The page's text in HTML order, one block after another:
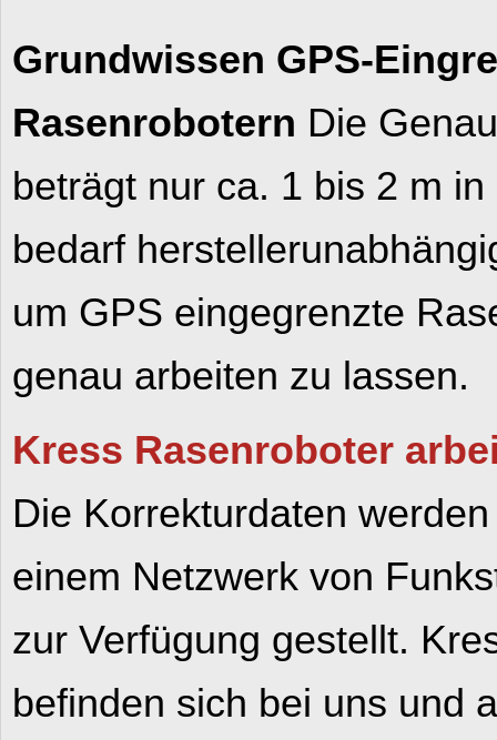
Grundwissen GPS-
Rasenrobotern Die
beträgt nur ca. 1 bis 2 m
bedarf
um GPS eingegrenzte
genau arbeiten zu lassen.
Kress Rasenroboter
Die Korrekturdaten
einem Netzwerk von
zur Verfügung gestellt.
befinden sich bei uns und